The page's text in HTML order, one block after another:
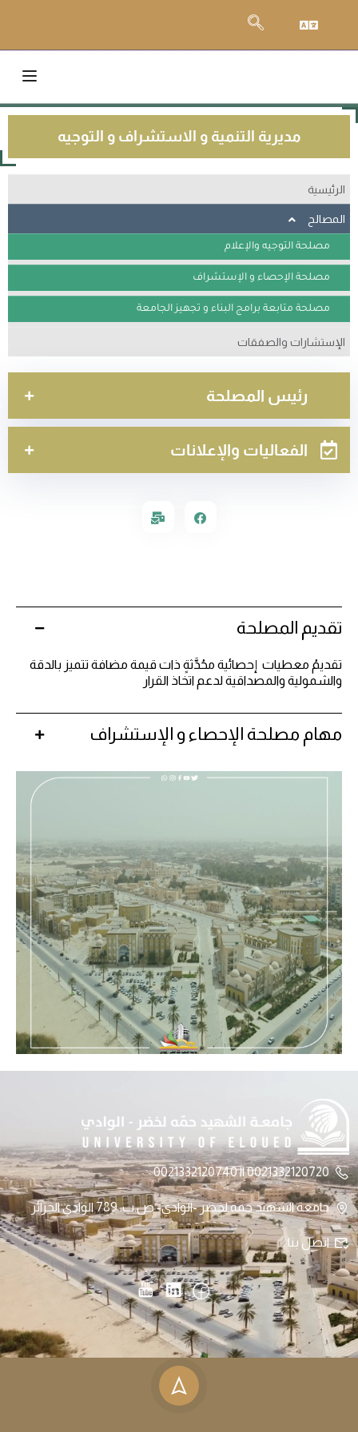
مديرية التنمية و الاستشراف و التوجيه
الرئيسية
المصالح
مصلحة التوجيه والإعلام
مصلحة اﻹحصاء و اﻹستشراف
مصلحة متابعة برامج البناء و تجهيز الجامعة
الإستشارات والصفقات
رئيس المصلحة
الفعاليات والإعلانات
تقديم المصلحة
تقديمُ معطيات إحصائية محُدَّثةٍ ذات قيمة مضافة تتميز بالدقة
والشمولية والمصداقية لدعم اتخاذ القرار
مهام مصلحة الإحصاء و الإستشراف
0021332120720 || 0021332120740
جامعة الشهيد حمه لخضر -الوادي- ص.ب: 789 الوادي الجزائر
اتصل بنا